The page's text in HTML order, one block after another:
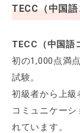
TECC（中国
TECC（中国語
初の1,000点満
試験。
初級者から上
コミュニケー
れています。